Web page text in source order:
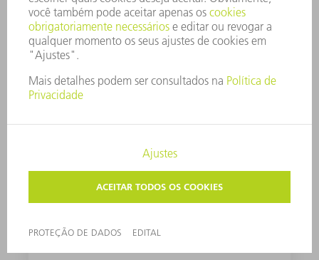
ÓLEO DE PUNCIONAMENTO E CISALHAMENTO PARA
ALUMÍNIO
1000 ml